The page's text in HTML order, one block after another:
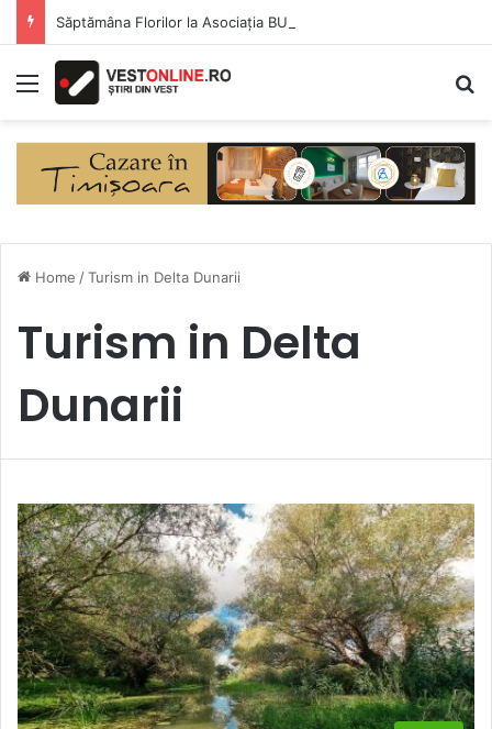
Săptămâna Florilor la Asociația BUNETI
Menu
Home /Turism in Delta Dunarii
Turism in Delta
Dunarii